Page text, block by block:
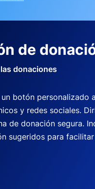
de
donaciones
un botón personalizado
y redes sociales.
de donación segura.
sugeridos para